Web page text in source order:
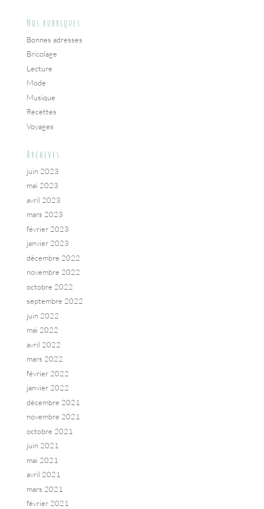
Nos rubriques
Bonnes adresses
Bricolage
Lecture
Mode
Musique
Recettes
Voyages
Archives
juin 2023
mai 2023
avril 2023
mars 2023
février 2023
janvier 2023
décembre 2022
novembre 2022
octobre 2022
septembre 2022
juin 2022
mai 2022
avril 2022
mars 2022
février 2022
janvier 2022
décembre 2021
novembre 2021
octobre 2021
juin 2021
mai 2021
avril 2021
mars 2021
février 2021